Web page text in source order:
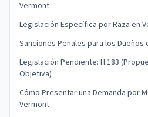
Vermont
Legislación Específica por Raza en
Sanciones Penales para los
Legislación Pendiente: H.183
Objetiva)
Cómo Presentar una Demanda por
Vermont